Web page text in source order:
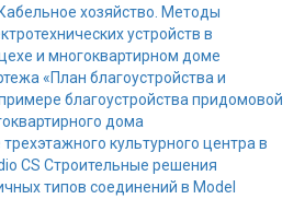
хозяйство. Методы
устройств в
и многоквартирном доме
«План благоустройства и
благоустройства придомовой
дома
культурного центра в
CS Строительные решения
типов соединений в Model